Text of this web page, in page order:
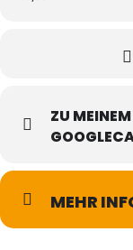
ZU
MEHR